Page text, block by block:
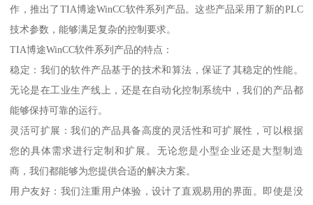
作，推出了TIA博途WinCC软件系列产品。这些产品采用了新的PLC
技术参数，能够满足复杂的控制要求。
TIA博途WinCC软件系列产品的特点：
稳定：我们的软件产品基于的技术和算法，保证了其稳定的性能。
无论是在工业生产线上，还是在自动化控制系统中，我们的产品都
能够保持可靠的运行。
灵活可扩展：我们的产品具备高度的灵活性和可扩展性，可以根据
您的具体需求进行定制和扩展。无论您是小型企业还是大型制造
商，我们都能够为您提供合适的解决方案。
用户友好：我们注重用户体验，设计了直观易用的界面。即使是没